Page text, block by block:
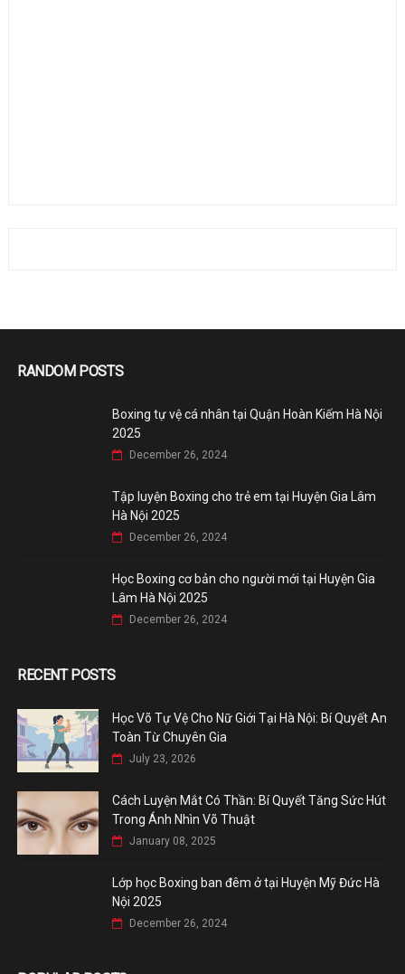
RANDOM POSTS
Boxing tự vệ cá nhân tại Quận Hoàn Kiếm Hà Nội
2025
December 26, 2024
Tập luyện Boxing cho trẻ em tại Huyện Gia Lâm
Hà Nội 2025
December 26, 2024
Học Boxing cơ bản cho người mới tại Huyện Gia
Lâm Hà Nội 2025
December 26, 2024
RECENT POSTS
Học Võ Tự Vệ Cho Nữ Giới Tại Hà Nội: Bí Quyết An
Toàn Từ Chuyên Gia
July 23, 2026
Cách Luyện Mắt Có Thần: Bí Quyết Tăng Sức Hút
Trong Ánh Nhìn Võ Thuật
January 08, 2025
Lớp học Boxing ban đêm ở tại Huyện Mỹ Đức Hà
Nội 2025
December 26, 2024